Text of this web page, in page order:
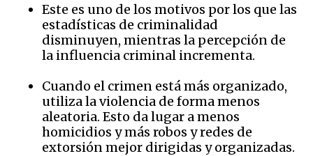
Este es uno de los motivos por los que las
estadísticas de criminalidad
disminuyen, mientras la percepción de
la influencia criminal incrementa.
Cuando el crimen está más organizado,
utiliza la violencia de forma menos
aleatoria. Esto da lugar a menos
homicidios y más robos y redes de
extorsión mejor dirigidas y organizadas.